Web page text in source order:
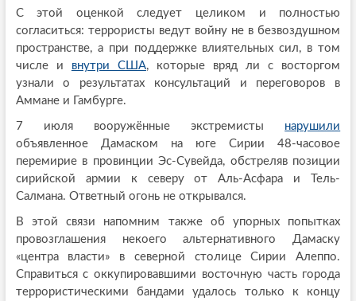
С этой оценкой следует целиком и полностью
согласиться: террористы ведут войну не в безвоздушном
пространстве, а при поддержке влиятельных сил, в том
числе и внутри США, которые вряд ли с восторгом
узнали о результатах консультаций и переговоров в
Аммане и Гамбурге.
7 июля вооружённые экстремисты нарушили
объявленное Дамаском на юге Сирии 48-часовое
перемирие в провинции Эс-Сувейда, обстреляв позиции
сирийской армии к северу от Аль-Асфара и Тель-
Салмана. Ответный огонь не открывался.
В этой связи напомним также об упорных попытках
провозглашения некоего альтернативного Дамаску
«центра власти» в северной столице Сирии Алеппо.
Справиться с оккупировавшими восточную часть города
террористическими бандами удалось только к концу